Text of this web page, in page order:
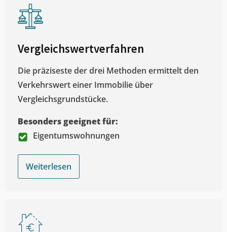
Vergleichswertverfahren
Die präziseste der drei Methoden ermittelt den
Verkehrswert einer Immobilie über
Vergleichsgrundstücke.
Besonders geeignet für:
Eigentumswohnungen
Weiterlesen